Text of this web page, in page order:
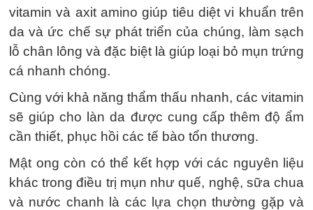
vitamin và axit amino giúp tiêu diệt vi khuẩn trên
da và ức chế sự phát triển của chúng, làm sạch
lỗ chân lông và đặc biệt là giúp loại bỏ mụn trứng
cá nhanh chóng.
Cùng với khả năng thẩm thấu nhanh, các vitamin
sẽ giúp cho làn da được cung cấp thêm độ ẩm
cần thiết, phục hồi các tế bào tổn thương.
Mật ong còn có thể kết hợp với các nguyên liệu
khác trong điều trị mụn như quế, nghệ, sữa chua
và nước chanh là các lựa chọn thường gặp và